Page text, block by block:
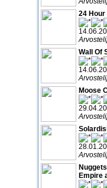
24 Hour
Wall Of
Moose
Empire